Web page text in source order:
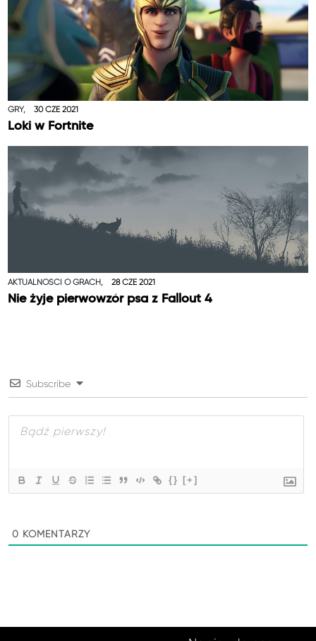
GRY, 30 CZE 2021
Loki w Fortnite
AKTUALNOŚCI O GRACH, 28 CZE 2021
Nie żyje pierwowzór psa z Fallout 4
Subscribe
{} [+]
0 KOMENTARZY